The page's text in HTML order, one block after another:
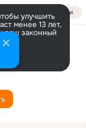
Войти
улучшить
менее 13 лет,
ваш законный